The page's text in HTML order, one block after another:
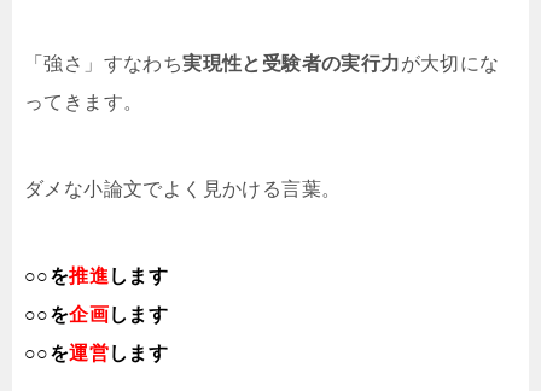
「強さ」すなわち実現性と受験者の実行力が大切にな
ってきます。
ダメな小論文でよく見かける言葉。
○○を推進 します
○○を企画します
○○を運営します